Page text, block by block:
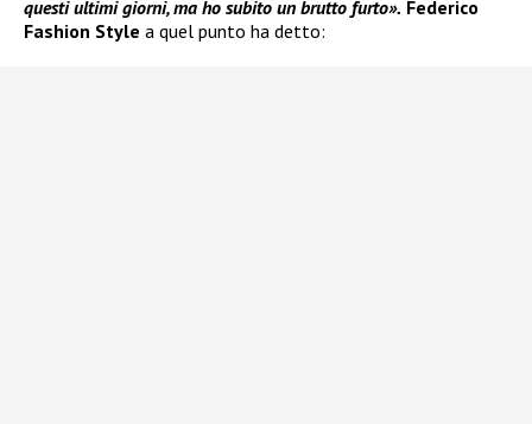
questi ultimi giorni, ma ho subito un brutto furto». Federico
Fashion Style a quel punto ha detto: